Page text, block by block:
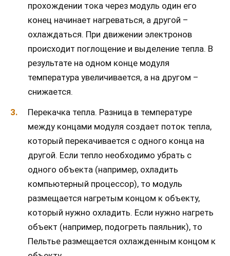
прохождении тока через модуль один его
конец начинает нагреваться, а другой –
охлаждаться. При движении электронов
происходит поглощение и выделение тепла. В
результате на одном конце модуля
температура увеличивается, а на другом –
снижается.
Перекачка тепла. Разница в температуре
между концами модуля создает поток тепла,
который перекачивается с одного конца на
другой. Если тепло необходимо убрать с
одного объекта (например, охладить
компьютерный процессор), то модуль
размещается нагретым концом к объекту,
который нужно охладить. Если нужно нагреть
объект (например, подогреть паяльник), то
Пельтье размещается охлажденным концом к